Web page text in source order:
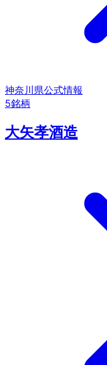
神奈川県公式情報
5銘柄
大矢孝酒造